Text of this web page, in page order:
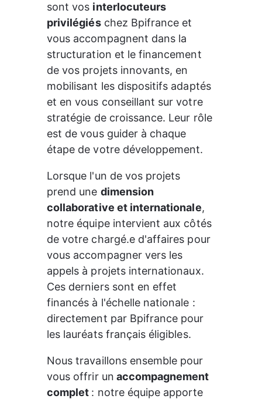
sont vos interlocuteurs
privilégiés chez Bpifrance et
vous accompagnent dans la
structuration et le financement
de vos projets innovants, en
mobilisant les dispositifs adaptés
et en vous conseillant sur votre
stratégie de croissance. Leur rôle
est de vous guider à chaque
étape de votre développement.
Lorsque l'un de vos projets
prend une dimension
collaborative et internationale,
notre équipe intervient aux côtés
de votre chargé.e d'affaires pour
vous accompagner vers les
appels à projets internationaux.
Ces derniers sont en effet
financés à l'échelle nationale :
directement par Bpifrance pour
les lauréats français éligibles.
Nous travaillons ensemble pour
vous offrir un accompagnement
complet : notre équipe apporte